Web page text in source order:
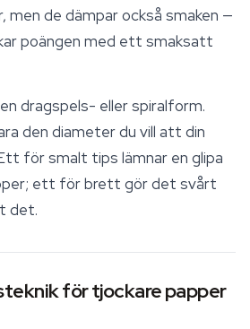
men de dämpar också smaken —
poängen med ett smaksatt
dragspels- eller spiralform.
den diameter du vill att din
för smalt tips lämnar en glipa
ett för brett gör det svårt
det.
för tjockare papper